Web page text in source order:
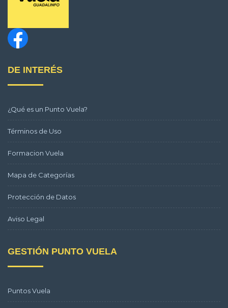
DE INTERÉS
¿Qué es un Punto Vuela?
Términos de Uso
Formacion Vuela
Mapa de Categorías
Protección de Datos
Aviso Legal
GESTIÓN PUNTO VUELA
Puntos Vuela